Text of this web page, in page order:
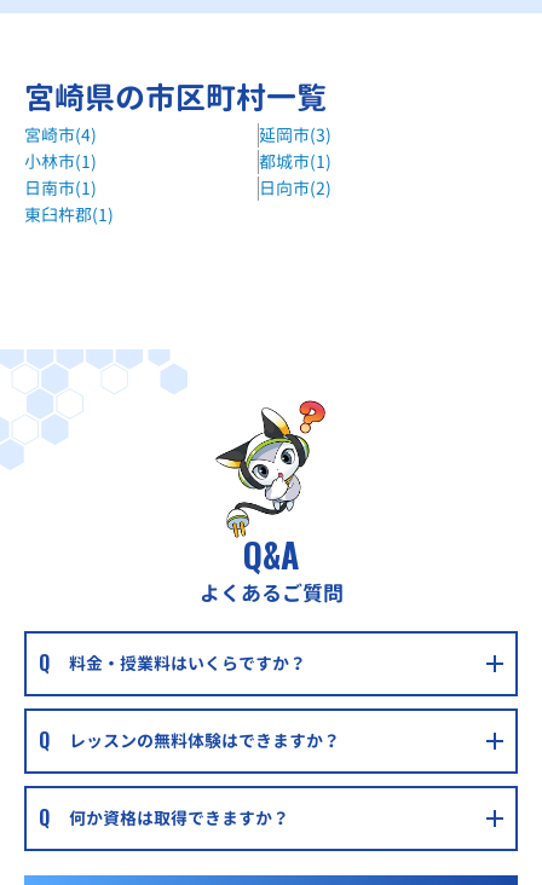
宮崎県の市区町村一覧
宮崎市(4)
延岡市(3)
小林市(1)
都城市(1)
日南市(1)
日向市(2)
東臼杵郡(1)
Q&A
よくあるご質問
料金・授業料はいくらですか？
レッスンの無料体験はできますか？
何か資格は取得できますか？